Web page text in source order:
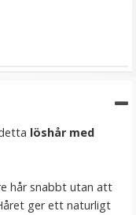
löshår med
hår snabbt utan att
ger ett naturligt